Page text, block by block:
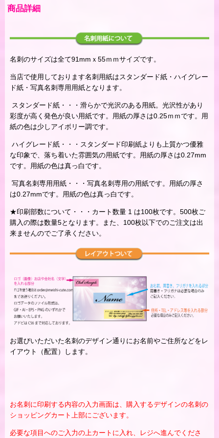
商品詳細
名刺のサイズは全て91mmｘ55ｍｍサイズです。
当店で使用しております名刺用紙はスタンダード紙・ハイグレー
ド紙・写真名刺専用用紙となります。
スタンダード紙・・・滑らかで光沢のある用紙。光沢性があり
彩度が高く発色が良い用紙です。用紙の厚さは0.25ｍｍです。用
紙の色は少しアイボリー調です。
ハイグレード紙・・・スタンダード印刷紙よりも上質かつ優雅
な印象で、落ち着いた雰囲気の用紙です。用紙の厚さは0.27mm
です。用紙の色は真っ白です。
写真名刺専用用紙・・・写真名刺専用の用紙です。用紙の厚さ
は0.27mmです。用紙の色は真っ白です。
★印刷部数について・・・カート数量 1 は100枚です。500枚ご
購入の際は数量5となります。また、100枚以下でのご注文は出
来ませんのでご了承ください。
お選びいただいた名刺のデザイン通りにお名前やご住所などをレ
イアウト（配置）します。
お名刺に印刷する内容の入力画面は、購入するデザインの名刺の
ショッピングカート上部にございます。
必要な項目へのご入力の上カートに入れ、レジへ進んでくださ